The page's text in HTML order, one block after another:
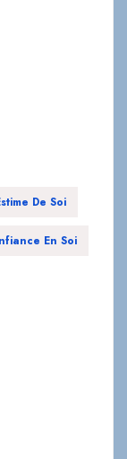
De Soi
En Soi